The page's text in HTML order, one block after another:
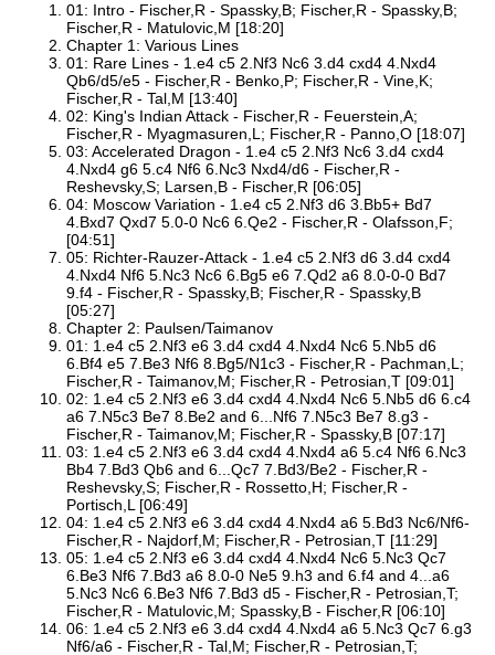
01: Intro - Fischer,R - Spassky,B; Fischer,R - Spassky,B;
Fischer,R - Matulovic,M [18:20]
Chapter 1: Various Lines
01: Rare Lines - 1.e4 c5 2.Nf3 Nc6 3.d4 cxd4 4.Nxd4
Qb6/d5/e5 - Fischer,R - Benko,P; Fischer,R - Vine,K;
Fischer,R - Tal,M [13:40]
02: King's Indian Attack - Fischer,R - Feuerstein,A;
Fischer,R - Myagmasuren,L; Fischer,R - Panno,O [18:07]
03: Accelerated Dragon - 1.e4 c5 2.Nf3 Nc6 3.d4 cxd4
4.Nxd4 g6 5.c4 Nf6 6.Nc3 Nxd4/d6 - Fischer,R -
Reshevsky,S; Larsen,B - Fischer,R [06:05]
04: Moscow Variation - 1.e4 c5 2.Nf3 d6 3.Bb5+ Bd7
4.Bxd7 Qxd7 5.0-0 Nc6 6.Qe2 - Fischer,R - Olafsson,F;
[04:51]
05: Richter-Rauzer-Attack - 1.e4 c5 2.Nf3 d6 3.d4 cxd4
4.Nxd4 Nf6 5.Nc3 Nc6 6.Bg5 e6 7.Qd2 a6 8.0-0-0 Bd7
9.f4 - Fischer,R - Spassky,B; Fischer,R - Spassky,B
[05:27]
Chapter 2: Paulsen/Taimanov
01: 1.e4 c5 2.Nf3 e6 3.d4 cxd4 4.Nxd4 Nc6 5.Nb5 d6
6.Bf4 e5 7.Be3 Nf6 8.Bg5/N1c3 - Fischer,R - Pachman,L;
Fischer,R - Taimanov,M; Fischer,R - Petrosian,T [09:01]
02: 1.e4 c5 2.Nf3 e6 3.d4 cxd4 4.Nxd4 Nc6 5.Nb5 d6 6.c4
a6 7.N5c3 Be7 8.Be2 and 6...Nf6 7.N5c3 Be7 8.g3 -
Fischer,R - Taimanov,M; Fischer,R - Spassky,B [07:17]
03: 1.e4 c5 2.Nf3 e6 3.d4 cxd4 4.Nxd4 a6 5.c4 Nf6 6.Nc3
Bb4 7.Bd3 Qb6 and 6...Qc7 7.Bd3/Be2 - Fischer,R -
Reshevsky,S; Fischer,R - Rossetto,H; Fischer,R -
Portisch,L [06:49]
04: 1.e4 c5 2.Nf3 e6 3.d4 cxd4 4.Nxd4 a6 5.Bd3 Nc6/Nf6-
Fischer,R - Najdorf,M; Fischer,R - Petrosian,T [11:29]
05: 1.e4 c5 2.Nf3 e6 3.d4 cxd4 4.Nxd4 Nc6 5.Nc3 Qc7
6.Be3 Nf6 7.Bd3 a6 8.0-0 Ne5 9.h3 and 6.f4 and 4...a6
5.Nc3 Nc6 6.Be3 Nf6 7.Bd3 d5 - Fischer,R - Petrosian,T;
Fischer,R - Matulovic,M; Spassky,B - Fischer,R [06:10]
06: 1.e4 c5 2.Nf3 e6 3.d4 cxd4 4.Nxd4 a6 5.Nc3 Qc7 6.g3
Nf6/a6 - Fischer,R - Tal,M; Fischer,R - Petrosian,T;